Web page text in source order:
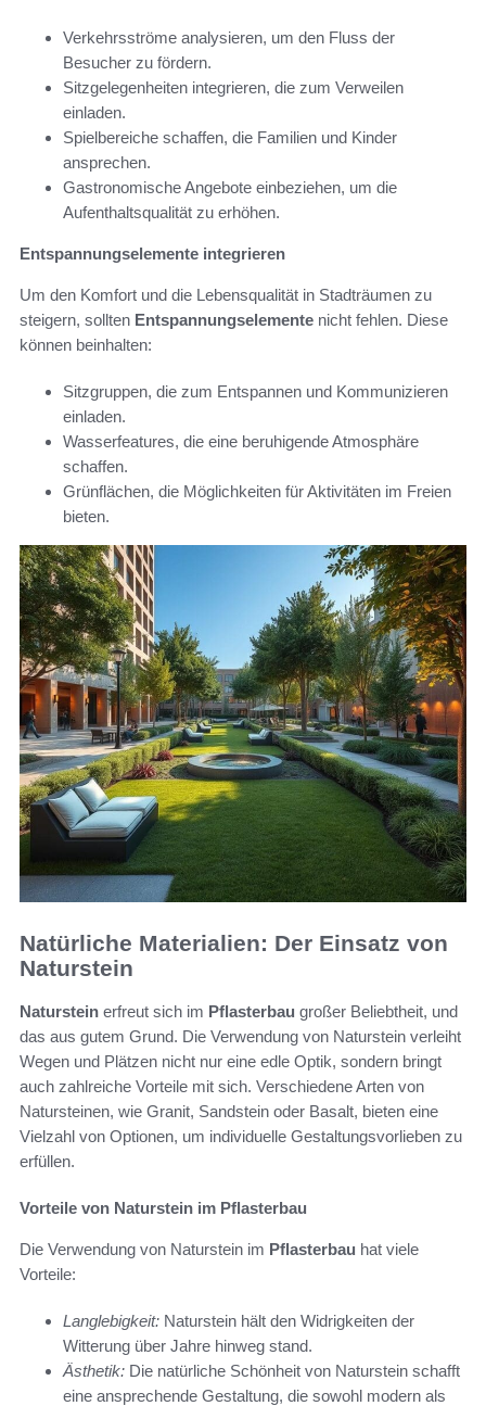
Verkehrsströme analysieren, um den Fluss der
Besucher zu fördern.
Sitzgelegenheiten integrieren, die zum Verweilen
einladen.
Spielbereiche schaffen, die Familien und Kinder
ansprechen.
Gastronomische Angebote einbeziehen, um die
Aufenthaltsqualität zu erhöhen.
Entspannungselemente integrieren
Um den Komfort und die Lebensqualität in Stadträumen zu
steigern, sollten Entspannungselemente nicht fehlen. Diese
können beinhalten:
Sitzgruppen, die zum Entspannen und Kommunizieren
einladen.
Wasserfeatures, die eine beruhigende Atmosphäre
schaffen.
Grünflächen, die Möglichkeiten für Aktivitäten im Freien
bieten.
Natürliche Materialien: Der Einsatz von
Naturstein
Naturstein erfreut sich im Pflasterbau großer Beliebtheit, und
das aus gutem Grund. Die Verwendung von Naturstein verleiht
Wegen und Plätzen nicht nur eine edle Optik, sondern bringt
auch zahlreiche Vorteile mit sich. Verschiedene Arten von
Natursteinen, wie Granit, Sandstein oder Basalt, bieten eine
Vielzahl von Optionen, um individuelle Gestaltungsvorlieben zu
erfüllen.
Vorteile von Naturstein im Pflasterbau
Die Verwendung von Naturstein im Pflasterbau hat viele
Vorteile:
Langlebigkeit: Naturstein hält den Widrigkeiten der
Witterung über Jahre hinweg stand.
Ästhetik: Die natürliche Schönheit von Naturstein schafft
eine ansprechende Gestaltung, die sowohl modern als